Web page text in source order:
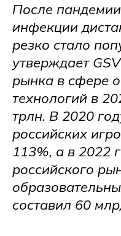
После
инфекции
резко стало
утверждает
рынка в сфере
технологий в
трлн. В 2020
российских
113%, а в 2022
российского
составил 60